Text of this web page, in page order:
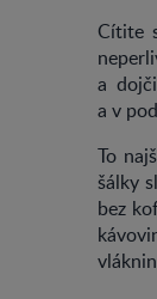
Cítite
a
a v
To
šálky
bez